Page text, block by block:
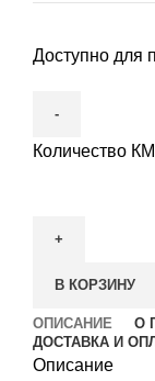
Доступно для
Количество
В КОРЗИНУ
ОПИСАНИЕ О
ДОСТАВКА И
Описание